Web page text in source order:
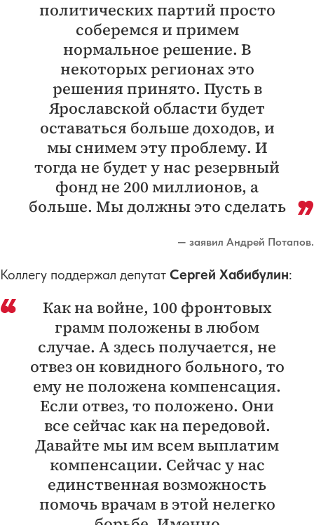
политических партий просто
соберемся и примем
нормальное решение. В
некоторых регионах это
решения принято. Пусть в
Ярославской области будет
оставаться больше доходов, и
мы снимем эту проблему. И
тогда не будет у нас резервный
фонд не 200 миллионов, а
больше. Мы должны это сделать
— заявил Андрей Потапов.
Коллегу поддержал депутат Сергей Хабибулин:
Как на войне, 100 фронтовых
грамм положены в любом
случае. А здесь получается, не
отвез он ковидного больного, то
ему не положена компенсация.
Если отвез, то положено. Они
все сейчас как на передовой.
Давайте мы им всем выплатим
компенсации. Сейчас у нас
единственная возможность
помочь врачам в этой нелегко